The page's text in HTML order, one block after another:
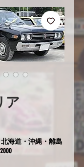
ア
海道・沖縄・離島
2000